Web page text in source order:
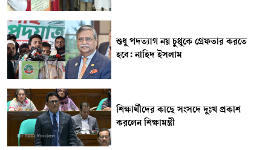
শুধু পদত্যাগ নয় চুপ্পুকে গ্রেফতার করতে
হবে: নাহিদ ইসলাম
শিক্ষার্থীদের কাছে সংসদে দুঃখ প্রকাশ
করলেন শিক্ষামন্ত্রী